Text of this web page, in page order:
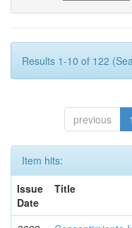
Results 1-10 of 122
previous 1
Item hits:
Issue
Date
Title